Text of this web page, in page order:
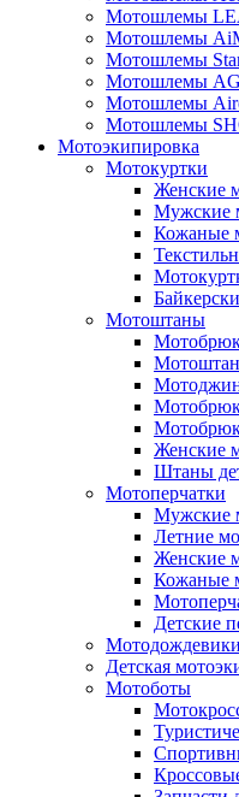
Мотошлемы
Мотошлемы
Мотошлемы
Мотошлемы
Мотошлемы
Мотошлемы
Мотоэкипировка
Мотокуртки
Женские
Мужские
Кожаные
Мотоштаны
Женские
Штаны
Мотоперчатки
Мужские
Летние
Женские
Кожаные
Детские
Мотодождевики
Детская
Мотоботы